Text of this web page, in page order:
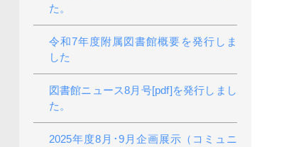
た。
令和7年度附属図書館概要を発行しま
した
図書館ニュース8月号[pdf]を発行しまし
た。
2025年度8月･9月企画展示（コミュニ